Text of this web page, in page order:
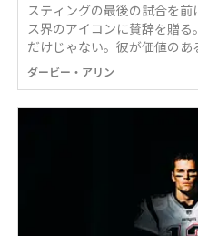
スティングの最後の試合を
ス界のアイコンに賛辞を贈
だけじゃない。彼が価値の
たんだ" | ザ・プレーヤ
ダービー・アリン